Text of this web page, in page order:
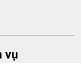
vụ